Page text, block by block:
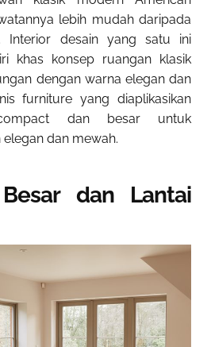
lebih mudah daripada
Interior desain yang satu ini
khas konsep ruangan klasik
dengan warna elegan dan
furniture yang diaplikasikan
dan besar untuk
dan mewah.
dan Lantai